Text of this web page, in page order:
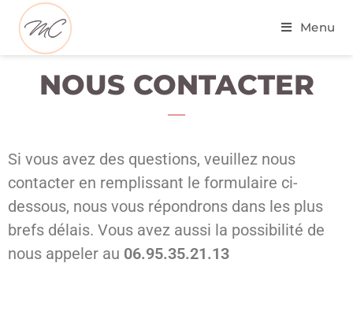
Menu
NOUS CONTACTER
Si vous avez des questions, veuillez nous
contacter en remplissant le formulaire ci-
dessous, nous vous répondrons dans les plus
brefs délais. Vous avez aussi la possibilité de
nous appeler au 06.95.35.21.13